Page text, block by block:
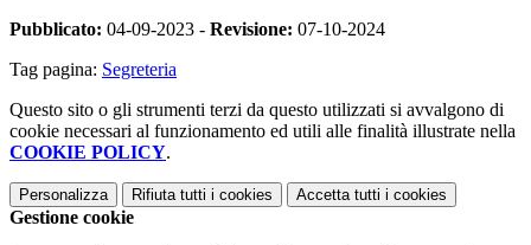
Pubblicato: 04-09-2023 - Revisione: 07-10-2024
Tag pagina: Segreteria
Questo sito o gli strumenti terzi da questo utilizzati si avvalgono di
cookie necessari al funzionamento ed utili alle finalità illustrate nella
COOKIE POLICY.
Personalizza Rifiuta tutti i cookies Accetta tutti i cookies
Gestione cookie